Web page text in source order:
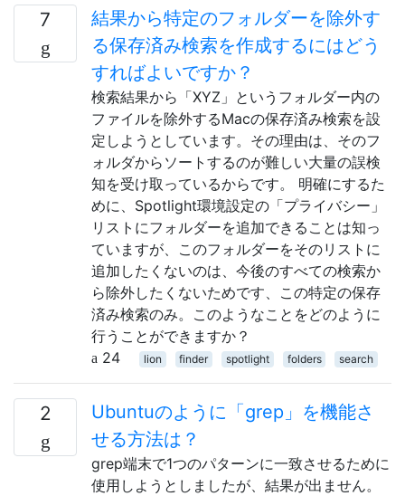
7
結果から特定のフォルダーを除外す
る保存済み検索を作成するにはどう
すればよいですか？
検索結果から「XYZ」というフォルダー内の
ファイルを除外するMacの保存済み検索を設
定しようとしています。その理由は、そのフ
ォルダからソートするのが難しい大量の誤検
知を受け取っているからです。 明確にするた
めに、Spotlight環境設定の「プライバシー」
リストにフォルダーを追加できることは知っ
ていますが、このフォルダーをそのリストに
追加したくないのは、今後のすべての検索か
ら除外したくないためです、この特定の保存
済み検索のみ。このようなことをどのように
行うことができますか？
24
lion finder spotlight folders search
2
Ubuntuのように「grep」を機能さ
せる方法は？
grep端末で1つのパターンに一致させるために
使用しようとしましたが、結果が出ません。